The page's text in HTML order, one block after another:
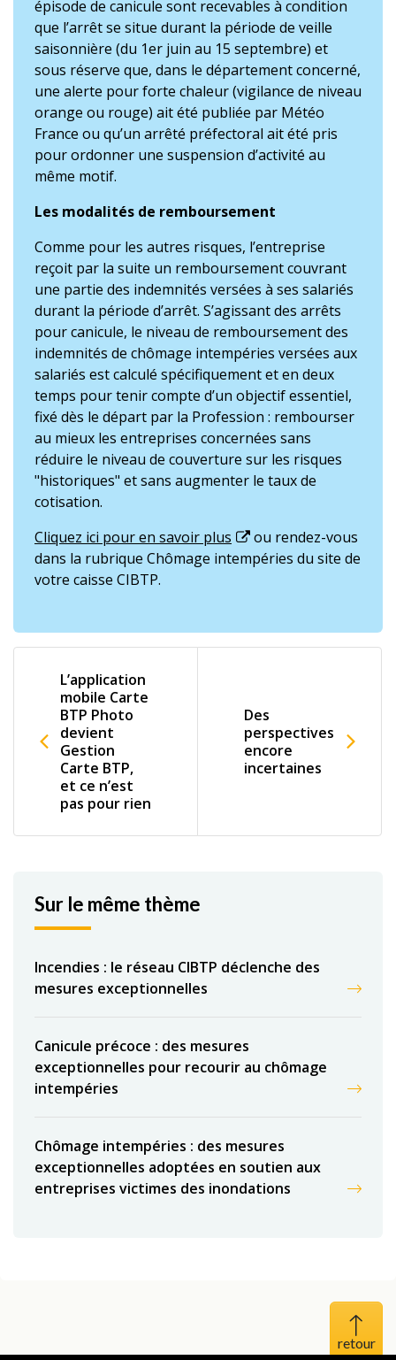
épisode de canicule sont recevables à condition
que l’arrêt se situe durant la période de veille
saisonnière (du 1er juin au 15 septembre) et
sous réserve que, dans le département concerné,
une alerte pour forte chaleur (vigilance de niveau
orange ou rouge) ait été publiée par Météo
France ou qu’un arrêté préfectoral ait été pris
pour ordonner une suspension d’activité au
même motif.
Les modalités de remboursement
Comme pour les autres risques, l’entreprise
reçoit par la suite un remboursement couvrant
une partie des indemnités versées à ses salariés
durant la période d’arrêt. S’agissant des arrêts
pour canicule, le niveau de remboursement des
indemnités de chômage intempéries versées aux
salariés est calculé spécifiquement et en deux
temps pour tenir compte d’un objectif essentiel,
fixé dès le départ par la Profession : rembourser
au mieux les entreprises concernées sans
réduire le niveau de couverture sur les risques
"historiques" et sans augmenter le taux de
cotisation.
Cliquez ici pour en savoir plus
ou rendez-vous
dans la rubrique Chômage intempéries du site de
votre caisse CIBTP.
L’application
mobile Carte
BTP Photo
devient
Gestion
Carte BTP,
et ce n’est
pas pour rien
Des
perspectives
encore
incertaines
Sur le même thème
Incendies : le réseau CIBTP déclenche des
mesures exceptionnelles
Canicule précoce : des mesures
exceptionnelles pour recourir au chômage
intempéries
Chômage intempéries : des mesures
exceptionnelles adoptées en soutien aux
entreprises victimes des inondations
Haut